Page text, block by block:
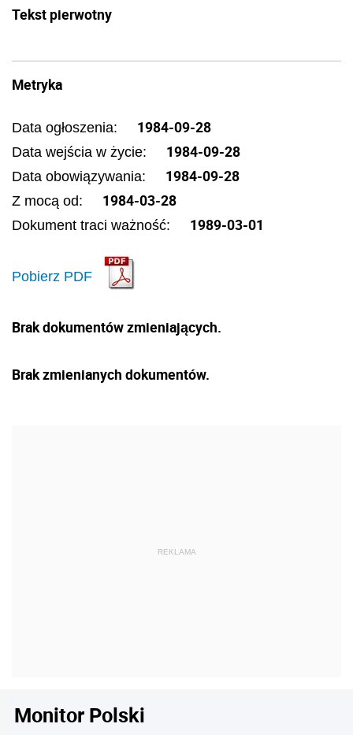
Tekst pierwotny
Metryka
Data ogłoszenia: 1984-09-28
Data wejścia w życie: 1984-09-28
Data obowiązywania: 1984-09-28
Z mocą od: 1984-03-28
Dokument traci ważność: 1989-03-01
Pobierz PDF
Brak dokumentów zmieniających.
Brak zmienianych dokumentów.
Monitor Polski